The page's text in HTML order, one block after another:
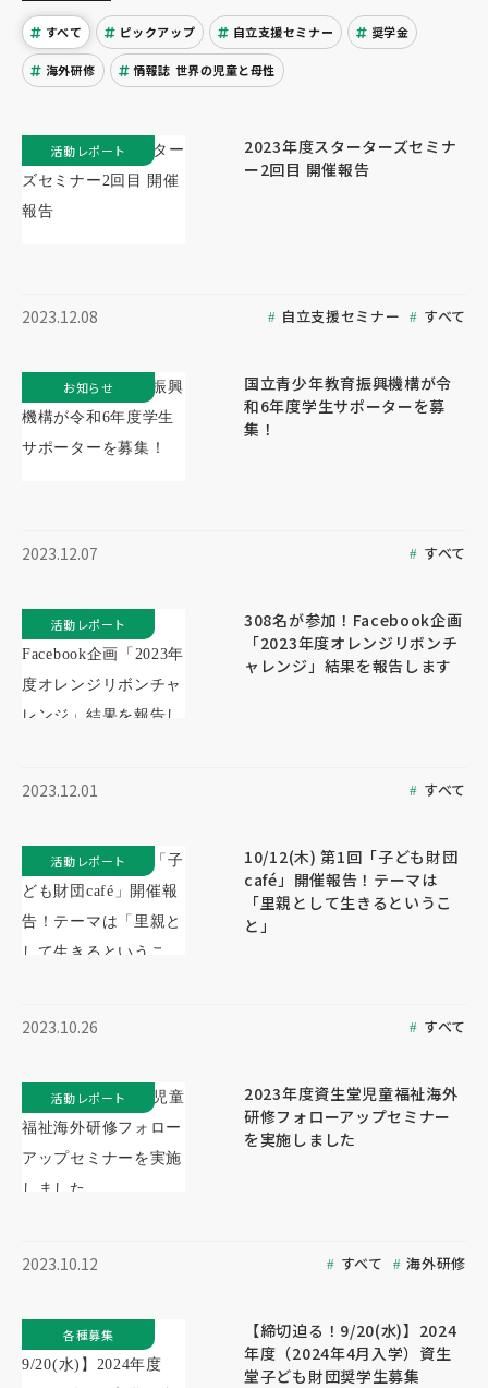
すべて ピックアップ 自立支援セミナー 奨学金
海外研修 情報誌 世界の児童と母性
2023年度スターターズセミナ
ー2回目 開催報告
2023.12.08 自立支援セミナー すべて
活動レポート
国立青少年教育振興機構が令
和6年度学生サポーターを募
集！
2023.12.07 すべて
お知らせ
308名が参加！Facebook企画
「2023年度オレンジリボンチ
ャレンジ」結果を報告します
2023.12.01 すべて
活動レポート
10/12(木) 第1回「子ども財団
café」開催報告！テーマは
「里親として生きるというこ
と」
2023.10.26 すべて
活動レポート
2023年度資生堂児童福祉海外
研修フォローアップセミナー
を実施しました
2023.10.12 すべて 海外研修
活動レポート
【締切迫る！9/20(水)】2024
年度（2024年4月入学）資生
堂子ども財団奨学生募集
各種募集